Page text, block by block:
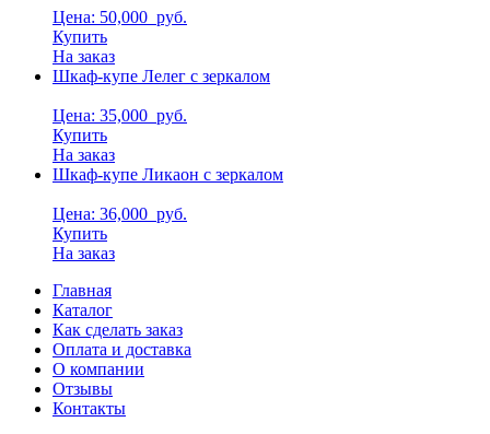
Цена: 50,000 руб.
Купить
На заказ
Шкаф-купе Лелег с зеркалом
Цена: 35,000 руб.
Купить
На заказ
Шкаф-купе Ликаон с зеркалом
Цена: 36,000 руб.
Купить
На заказ
Главная
Каталог
Как сделать заказ
Оплата и доставка
О компании
Отзывы
Контакты